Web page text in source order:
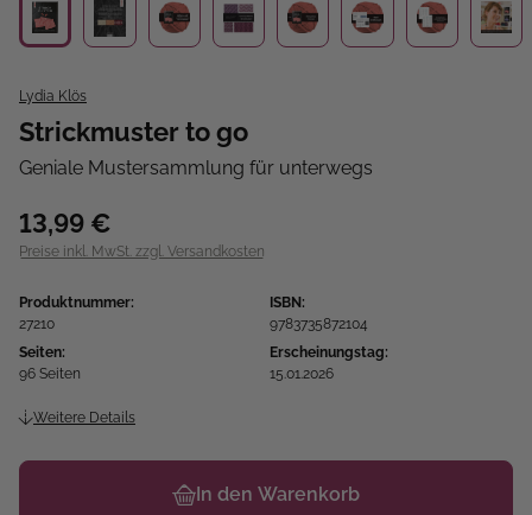
Lydia Klös
Strickmuster to go
Geniale Mustersammlung für unterwegs
13,99 €
Preise inkl. MwSt. zzgl. Versandkosten
Produktnummer:
27210
ISBN:
9783735872104
Seiten:
96 Seiten
Erscheinungstag:
15.01.2026
Weitere Details
In den Warenkorb